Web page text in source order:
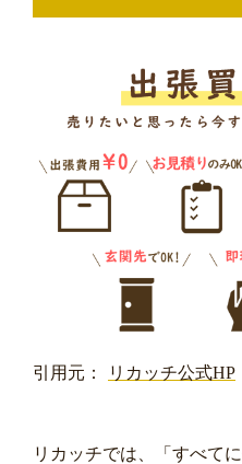
引用元： リカッチ公式HP
リカッチでは、「すべて